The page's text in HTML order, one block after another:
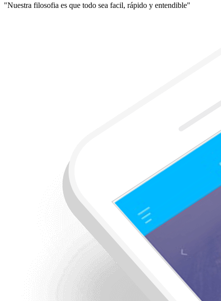
"Nuestra filosofia es que todo sea facil, rápido y entendible"